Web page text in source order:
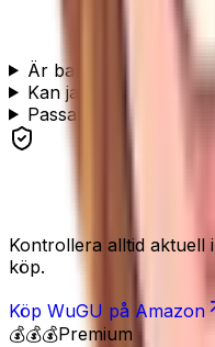
Vanliga frågor
Är banden i latex eller
Kan jag öka
Passar de för rehab
Se produkten
Kontrollera alltid aktuell
köp.
Köp WuGU på Amazon
💰💰💰Premium